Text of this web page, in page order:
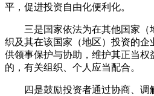
平，促进投资自由化便利化。
三是国家依法为在其他国家（
织及其在该国家（地区）投资的企
供领事保护与协助，维护其正当
的，有关组织、个人应当配合。
四是鼓励投资者通过协商、调